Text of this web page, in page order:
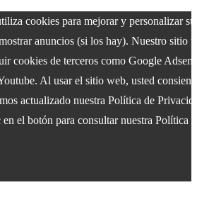
cookies para mejorar y personalizar su
anuncios (si los hay). Nuestro sitio
cookies de terceros como Google
Al usar el sitio web, usted
actualizado nuestra Política de
el botón para consultar nuestra Política